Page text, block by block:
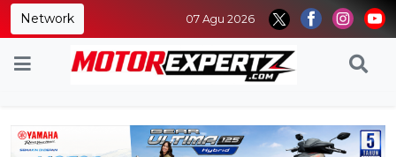
Network 07 Agu 2026